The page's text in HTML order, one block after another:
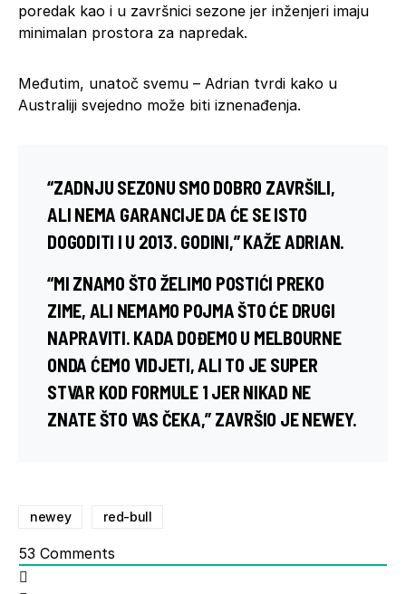
poredak kao i u završnici sezone jer inženjeri imaju
minimalan prostora za napredak.
Međutim, unatoč svemu – Adrian tvrdi kako u
Australiji svejedno može biti iznenađenja.
“ZADNJU SEZONU SMO DOBRO ZAVRŠILI,
ALI NEMA GARANCIJE DA ĆE SE ISTO
DOGODITI I U 2013. GODINI,” KAŽE ADRIAN.
“MI ZNAMO ŠTO ŽELIMO POSTIĆI PREKO
ZIME, ALI NEMAMO POJMA ŠTO ĆE DRUGI
NAPRAVITI. KADA DOĐEMO U MELBOURNE
ONDA ĆEMO VIDJETI, ALI TO JE SUPER
STVAR KOD FORMULE 1 JER NIKAD NE
ZNATE ŠTO VAS ČEKA,” ZAVRŠIO JE NEWEY.
newey red-bull
53 Comments